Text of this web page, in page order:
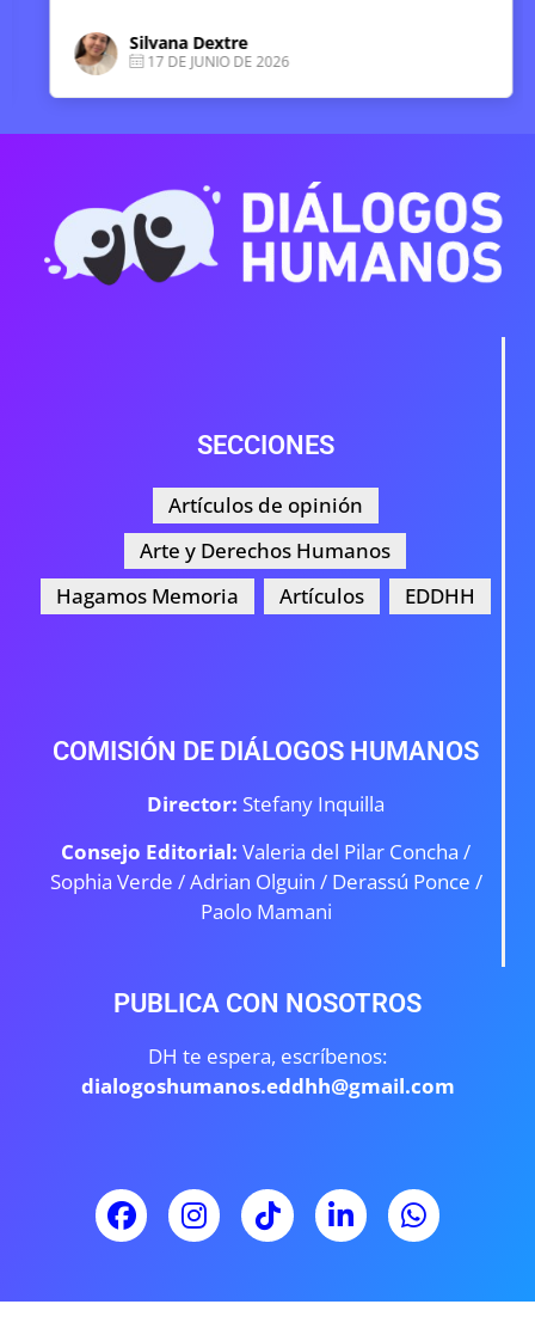
Silvana Dextre
17 DE JUNIO DE 2026
SECCIONES
Artículos de opinión
Arte y Derechos Humanos
Hagamos Memoria
Artículos EDDHH
COMISIÓN DE DIÁLOGOS HUMANOS
Director: Stefany Inquilla
Consejo Editorial: Valeria del Pilar Concha /
Sophia Verde /Adrian Olguin / Derassú Ponce /
Paolo Mamani
PUBLICA CON NOSOTROS
DH te espera, escríbenos:
dialogoshumanos.eddhh@gmail.com